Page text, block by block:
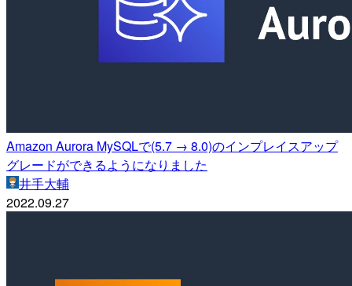
Amazon Aurora MySQLで(5.7 → 8.0)のインプレイスアップ
グレードができるようになりました
井手大輔
2022.09.27